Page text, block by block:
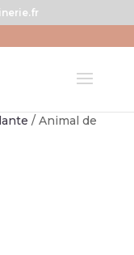
/ Animal de